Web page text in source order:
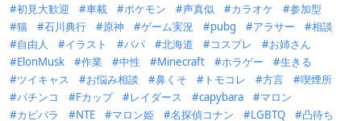
初見大歓迎
車載 ポケモン 声真似 カラオケ
参加型
猫
石川典行 原神 ゲーム実況 pubg アラサー
相談
自由人
イラスト パパ 北海道 コスプレ
お姉さん
ElonMusk
作業 中性 Minecraft ホラゲー
生きる
ツイキャス
お悩み相談 鼻くそ トモコレ 方言
喫煙所
パチンコ
Fカップ レイダース capybara
マロン
カピバラ
NTE マロン姫 名探偵コナン LGBTQ
凸待ち